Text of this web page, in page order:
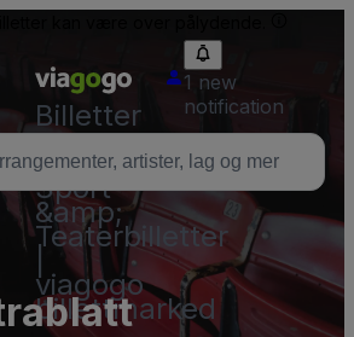
Billetter
–
Konsert,
Sport
&amp;
Teaterbilletter
viagogo
billettmarked
1 new
notification